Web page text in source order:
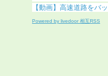
【動画】高速道路をバ
Powered by livedoor 相互RSS